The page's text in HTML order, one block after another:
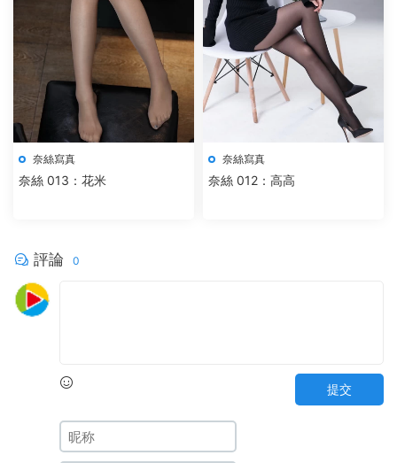
奈絲寫真
奈絲 013：花米
奈絲寫真
奈絲 012：高高
評論 0
提交